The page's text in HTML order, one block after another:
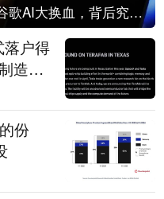
谷歌AI大换血，背后究竟发生了什么？
落户得
造带
份